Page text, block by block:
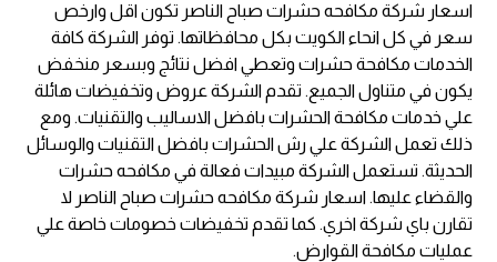
اسعار شركة مكافحه حشرات صباح الناصر تكون اقل وارخص
سعر في كل انحاء الكويت بكل محافظاتها. توفر الشركة كافة
الخدمات مكافحة حشرات وتعطي افضل نتائج وبسعر منخفض
يكون في متناول الجميع. تقدم الشركة عروض وتخفيضات هائلة
علي خدمات مكافحة الحشرات بافضل الاساليب والتقنيات. ومع
ذلك تعمل الشركة علي رش الحشرات بافضل التقنيات والوسائل
الحديثة. تستعمل الشركة مبيدات فعالة في مكافحه حشرات
والقضاء عليها. اسعار شركة مكافحه حشرات صباح الناصر لا
تقارن باي شركة اخري. كما تقدم تخفيضات خصومات خاصة علي
عمليات مكافحة القوارض.